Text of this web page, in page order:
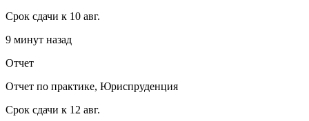
Срок сдачи к 10 авг.
9 минут назад
Отчет
Отчет по практике, Юриспруденция
Срок сдачи к 12 авг.